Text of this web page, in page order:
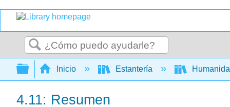
Buscar
Expandir/contraer jerarquía global
Inicio Estantería
4.11: Resumen